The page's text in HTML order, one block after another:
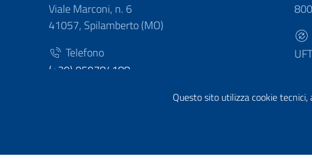
Questo sito utilizza cookie
Viale Marconi, n. 6
41057, Spilamberto (MO)
Telefono
(+39) 059784188